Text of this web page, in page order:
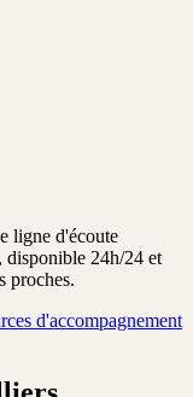
ligne d'écoute
disponible 24h/24 et
proches.
d'accompagnement